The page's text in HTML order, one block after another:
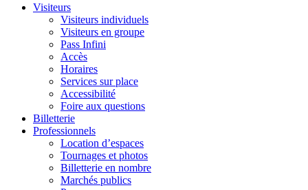
Visiteurs
Visiteurs individuels
Visiteurs en groupe
Pass Infini
Accès
Horaires
Services sur place
Accessibilité
Foire aux questions
Billetterie
Professionnels
Location d’espaces
Tournages et photos
Billetterie en nombre
Marchés publics